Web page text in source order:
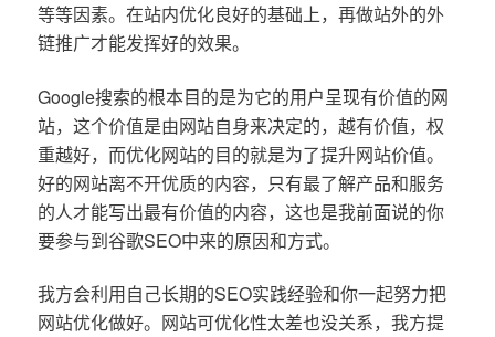
等等因素。在站内优化良好的基础上，再做站外的外
链推广才能发挥好的效果。
Google搜索的根本目的是为它的用户呈现有价值的网
站，这个价值是由网站自身来决定的，越有价值，权
重越好，而优化网站的目的就是为了提升网站价值。
好的网站离不开优质的内容，只有最了解产品和服务
的人才能写出最有价值的内容，这也是我前面说的你
要参与到谷歌SEO中来的原因和方式。
我方会利用自己长期的SEO实践经验和你一起努力把
网站优化做好。网站可优化性太差也没关系，我方提